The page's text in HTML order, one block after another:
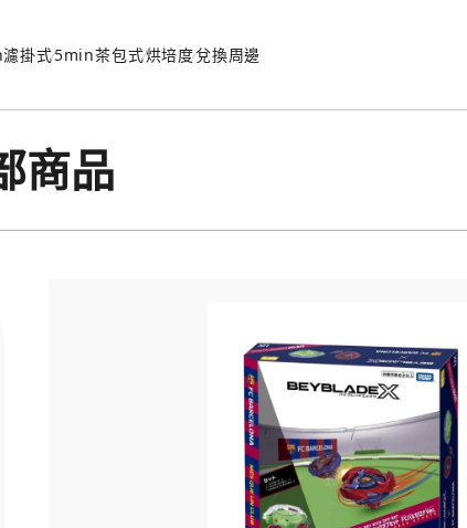
掛式5min茶包式烘培度兌換周邊
商品